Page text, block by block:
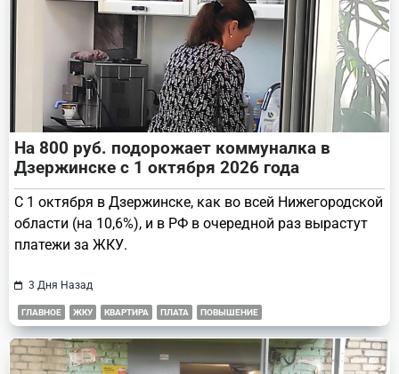
На 800 руб. подорожает коммуналка в
Дзержинске с 1 октября 2026 года
С 1 октября в Дзержинске, как во всей Нижегородской
области (на 10,6%), и в РФ в очередной раз вырастут
платежи за ЖКУ.
3 Дня Назад
ГЛАВНОЕ ЖКУ КВАРТИРА ПЛАТА ПОВЫШЕНИЕ